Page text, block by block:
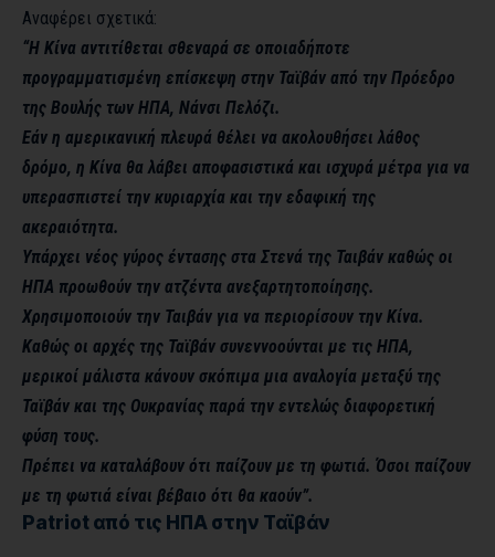
Αναφέρει σχετικά:
“Η Κίνα αντιτίθεται σθεναρά σε οποιαδήποτε
προγραμματισμένη επίσκεψη στην Ταϊβάν από την Πρόεδρο
της Βουλής των ΗΠΑ, Νάνσι Πελόζι.
Εάν η αμερικανική πλευρά θέλει να ακολουθήσει λάθος
δρόμο, η Κίνα θα λάβει αποφασιστικά και ισχυρά μέτρα για να
υπερασπιστεί την κυριαρχία και την εδαφική της
ακεραιότητα.
Yπάρχει νέος γύρος έντασης στα Στενά της Ταιβάν καθώς οι
ΗΠΑ προωθούν την ατζέντα ανεξαρτητοποίησης.
Χρησιμοποιούν την Ταιβάν για να περιορίσουν την Κίνα.
Καθώς οι αρχές της Ταϊβάν συνεννοούνται με τις ΗΠΑ,
μερικοί μάλιστα κάνουν σκόπιμα μια αναλογία μεταξύ της
Ταϊβάν και της Ουκρανίας παρά την εντελώς διαφορετική
φύση τους.
Πρέπει να καταλάβουν ότι παίζουν με τη φωτιά. Όσοι παίζουν
με τη φωτιά είναι βέβαιο ότι θα καούν”.
Patriot από τις ΗΠΑ στην Ταϊβάν